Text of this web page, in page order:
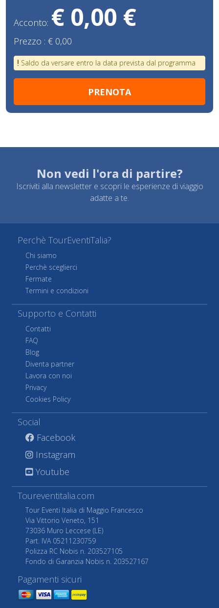
Acconto: € 0,00 €
Prezzo : € 0,00
Saldo da versare entro la data prevista dal programma
Non vedi l'ora di partire?
Iscriviti alla newsletter e scopri le esperienze di viaggio
adatte a te.
Perchè TourEventiTalia?
Chi siamo
Perchè sceglierci
Fermate
Termini e condizioni
Supporto e Contatti
Contatti
FAQ
Blog
Diventa partner
Lavora con noi
Privacy
Cookies Policy
Social
Facebook
Instagram
Youtube
Toureventitalia.com
Tour Eventi Italia di Maggio Francesco
Via Vittorio Veneto, 151
73036 Muro Leccese (LE)
Part. IVA 05211230759
Polizza RC Nobis n. 203527105
Fondo di Garanzia Nobis n. 203527167
Pagamenti sicuri